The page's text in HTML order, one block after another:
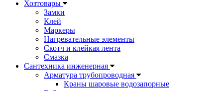
Хозтовары
Замки
Клей
Маркеры
Нагревательные элементы
Скотч и клейкая лента
Смазка
Сантехника инженерная
Арматура трубопроводная
Краны шаровые водозапорные